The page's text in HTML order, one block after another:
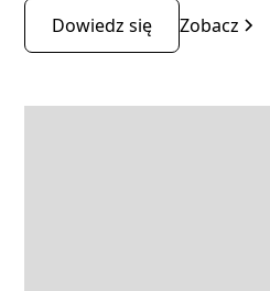
Dowiedz się Zobacz